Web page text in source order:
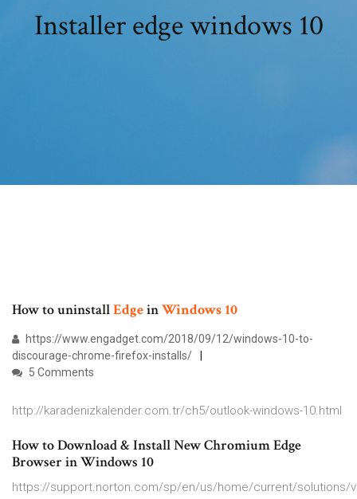
Installer edge windows 10
How to uninstallEdgeinWindows10
https://www.engadget.com/2018/09/12/windows-10-to-
discourage-chrome-firefox-installs/
5 Comments
http://karadenizkalender.com.tr/ch5/outlook-windows-10.html
How to Download & Install New Chromium Edge
Browser in Windows 10
https://support.norton.com/sp/en/us/home/current/solutions/